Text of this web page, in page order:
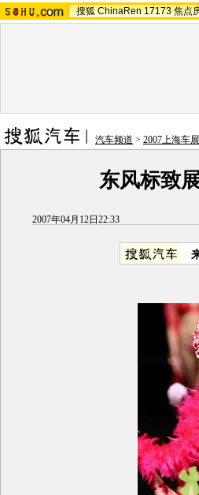
搜狐 ChinaRen 17173 焦点
汽车频道 > 2007上海车展
东风标致
2007年04月12日22:33